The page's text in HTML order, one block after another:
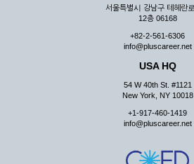
서울특별시 강남구 테헤란
12층 06168
+82-2-561-6306
info@pluscareer.net
USA HQ
54 W 40th St. #1121
New York, NY 10018
+1-917-460-1419
info@pluscareer.net